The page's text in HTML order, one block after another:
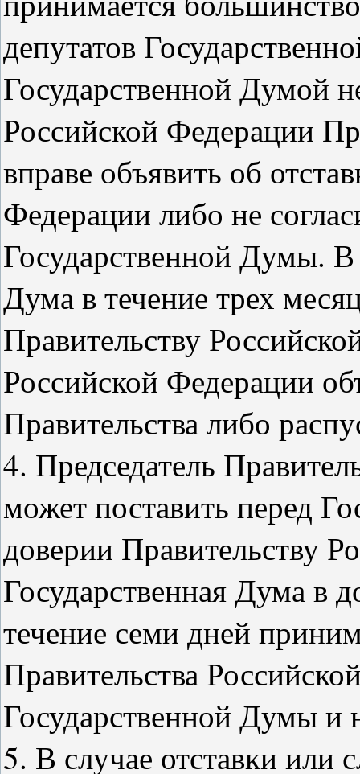
депутатов
Государственной Думой
Российской Федерации
вправе объявить об
Федерации либо не
Государственной Думы. В
Дума в течение трех
Правительству
Российской Федерации
Правительства либо
4. Председатель
может поставить перед
доверии Правительству
Государственная Дума в
течение семи дней
Правительства
Государственной Думы и
5. В случае отставки или